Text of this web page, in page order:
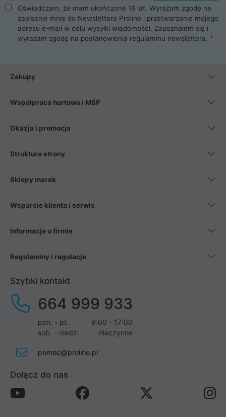
takie jak procesory, karty graficzne, płyty główne, pamięci,
dyski SSD, M.2 oraz HDD. Nasi pracownicy pomogą Ci wybrać
najlepszy zasilacz komputerowy oraz obudowę do komputera.
Poza komputerami mamy również najlepsze na rynku
Smartfony takich producentów jak Xiaomi, Apple, Samsung i
wentylatory. Na koniec mając już to wszystko, możesz
Oświadczam, że mam ukończone 16 lat. Wyrażam zgodę na
zapisanie mnie do Newslettera Proline i przetwarzanie mojego
adresu e-mail w celu wysyłki wiadomości. Zapoznałem się i
wyrażam zgodę na postanowienia regulaminu newslettera.
Zakupy
Współpraca hurtowa i MŚP
Okazja i promocja
Struktura strony
Sklepy marek
Wsparcie klienta i serwis
Informacje o firmie
Regulaminy i regulacje
Szybki kontakt
664 999 933
pon. - pt.
9:00 - 17:00
sob. - niedz.
nieczynne
pomoc@proline.pl
Dołącz do nas